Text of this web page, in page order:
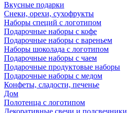
Вкусные подарки
Снеки, орехи, сухофрукты
Наборы специй с логотипом
Подарочные наборы с кофе
Подарочные наборы с вареньем
Наборы шоколада с логотипом
Подарочные наборы с чаем
Подарочные продуктовые наборы
Подарочные наборы с медом
Конфеты, сладости, печенье
Дом
Полотенца с логотипом
Декоративные свечи и подсвечники